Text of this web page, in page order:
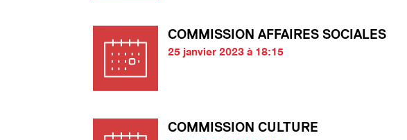
COMMISSION AFFAIRES SOCIALES
25 janvier 2023 à 18:15
COMMISSION CULTURE